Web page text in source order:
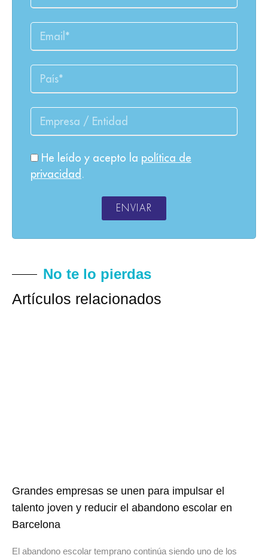
He leído y acepto la política de
privacidad .
ENVIAR
No te lo pierdas
Artículos relacionados
Grandes empresas se unen para impulsar el
talento joven y reducir el abandono escolar en
Barcelona
El abandono escolar temprano continúa siendo uno de los